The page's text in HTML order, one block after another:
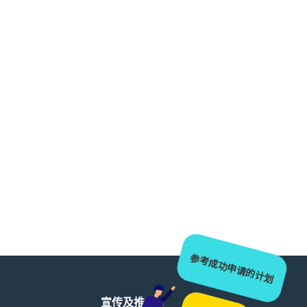
参考成功申请的计划
宣传及推广